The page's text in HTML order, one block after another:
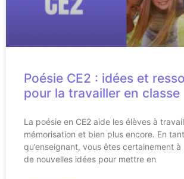
Poésie CE2 : idées et
pour la travailler en classe
La poésie en CE2 aide les élèves à
mémorisation et bien plus encore. En tant
qu’enseignant, vous êtes certainement
de nouvelles idées pour mettre en